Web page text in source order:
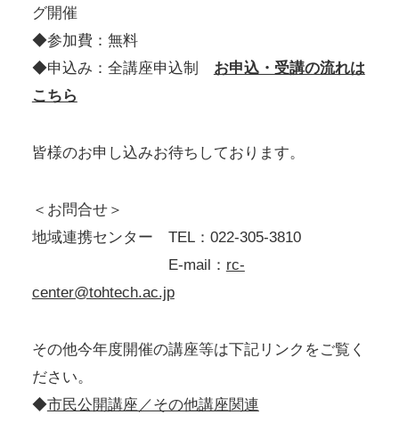
グ開催
◆参加費：無料
◆申込み：全講座申込制 お申込・受講の流れは
こちら
皆様のお申し込みお待ちしております。
＜お問合せ＞
地域連携センター TEL：022-305-3810
E-mail： rc-
center@tohtech.ac.jp
その他今年度開催の講座等は下記リンクをご覧く
ださい。
◆市民公開講座／その他講座関連